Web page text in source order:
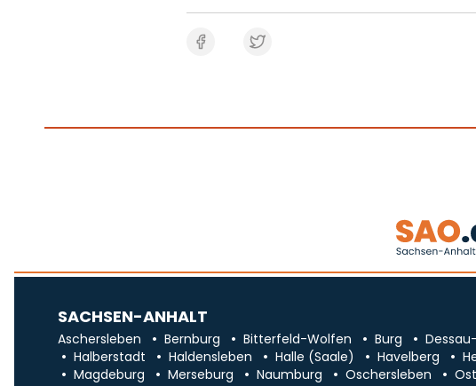
SACHSEN-ANHALT
Aschersleben Bernburg Bitterfeld-Wolfen Burg
Halberstadt
Haldensleben Halle (Saale) Havelberg
Magdeburg
Merseburg Naumburg Oschersleben